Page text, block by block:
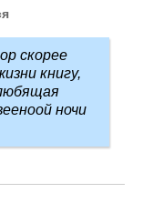
скорее
книгу,
ночи